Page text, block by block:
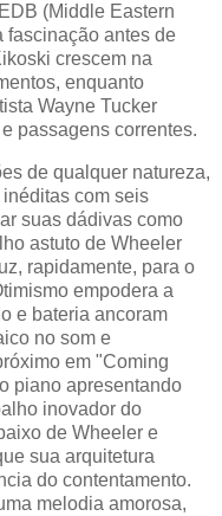
(Middle Eastern
antes de
crescem na
enquanto
Wayne Tucker
passagens correntes.
de qualquer natureza,
com seis
suas dádivas como
astuto de Wheeler
rapidamente, para o
empodera a
e bateria ancoram
no som e
em "Coming
piano apresentando
inovador do
de Wheeler e
sua arquitetura
do contentamento.
melodia amorosa,